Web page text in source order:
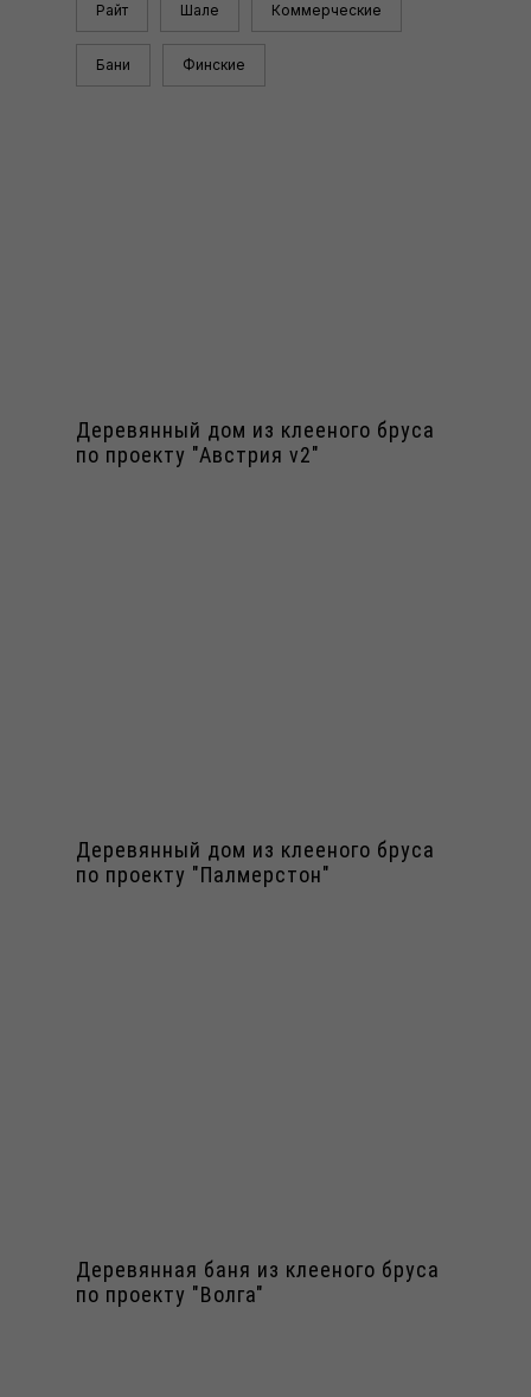
Райт Шале Коммерческие
Бани Финские
Деревянный дом из клееного бруса
по проекту "Австрия v2"
Деревянный дом из клееного бруса
по проекту "Палмерстон"
Деревянная баня из клееного бруса
по проекту "Волга"